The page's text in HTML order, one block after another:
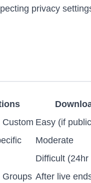
privacy
Custom Easy (if
Moderate
Difficult (24hr
Groups After live